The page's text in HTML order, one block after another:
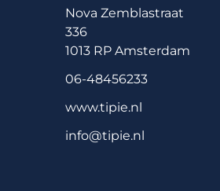
Nova Zemblastraat
336
1013 RP Amsterdam
06-48456233
www.tipie.nl
info@tipie.nl